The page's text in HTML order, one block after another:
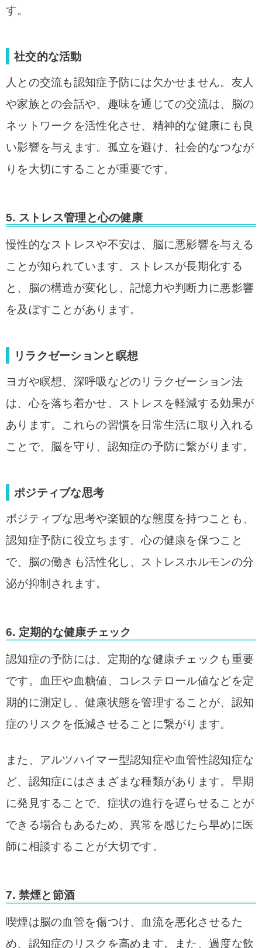
す。
社交的な活動
人との交流も認知症予防には欠かせません。友人
や家族との会話や、趣味を通じての交流は、脳の
ネットワークを活性化させ、精神的な健康にも良
い影響を与えます。孤立を避け、社会的なつなが
りを大切にすることが重要です。
5. ストレス管理と心の健康
慢性的なストレスや不安は、脳に悪影響を与える
ことが知られています。ストレスが長期化する
と、脳の構造が変化し、記憶力や判断力に悪影響
を及ぼすことがあります。
リラクゼーションと瞑想
ヨガや瞑想、深呼吸などのリラクゼーション法
は、心を落ち着かせ、ストレスを軽減する効果が
あります。これらの習慣を日常生活に取り入れる
ことで、脳を守り、認知症の予防に繋がります。
ポジティブな思考
ポジティブな思考や楽観的な態度を持つことも、
認知症予防に役立ちます。心の健康を保つこと
で、脳の働きも活性化し、ストレスホルモンの分
泌が抑制されます。
6. 定期的な健康チェック
認知症の予防には、定期的な健康チェックも重要
です。血圧や血糖値、コレステロール値などを定
期的に測定し、健康状態を管理することが、認知
症のリスクを低減させることに繋がります。
また、アルツハイマー型認知症や血管性認知症な
ど、認知症にはさまざまな種類があります。早期
に発見することで、症状の進行を遅らせることが
できる場合もあるため、異常を感じたら早めに医
師に相談することが大切です。
7. 禁煙と節酒
喫煙は脳の血管を傷つけ、血流を悪化させるた
め、認知症のリスクを高めます。また、過度な飲